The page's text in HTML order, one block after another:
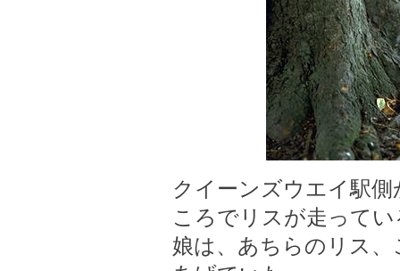
クイーンズウエイ駅
ころでリスが走って
娘は、あちらのリス